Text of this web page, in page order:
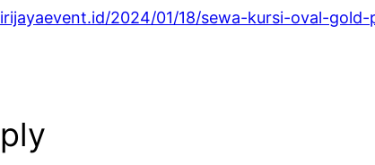
2024/01/18/sewa-kursi-oval-